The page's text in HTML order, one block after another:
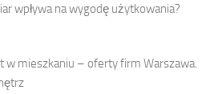
wpływa na wygodę użytkowania?
w mieszkaniu – oferty firm Warszawa.